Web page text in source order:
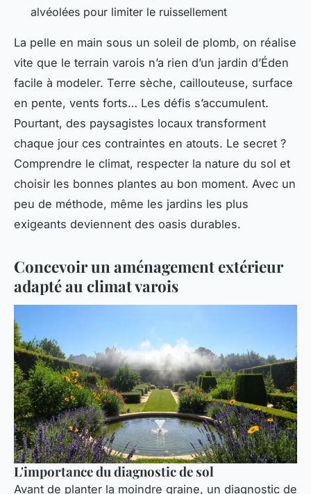
alvéolées pour limiter le ruissellement
La pelle en main sous un soleil de plomb, on réalise
vite que le terrain varois n’a rien d’un jardin d’Éden
facile à modeler. Terre sèche, caillouteuse, surface
en pente, vents forts… Les défis s’accumulent.
Pourtant, des paysagistes locaux transforment
chaque jour ces contraintes en atouts. Le secret ?
Comprendre le climat, respecter la nature du sol et
choisir les bonnes plantes au bon moment. Avec un
peu de méthode, même les jardins les plus
exigeants deviennent des oasis durables.
Concevoir un aménagement extérieur
adapté au climat varois
L'importance du diagnostic de sol
Avant de planter la moindre graine, un diagnostic de